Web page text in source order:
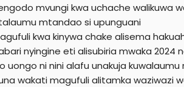
mvungi kwa uchache walikuwa
mtandao si upunguani
kwa kinywa chake alisema
nyingine eti alisubiria mwaka
uongo ni nini alafu unakuja
wakati magufuli alitamka waziwazi